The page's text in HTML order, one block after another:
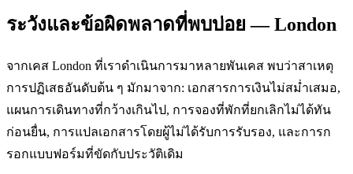
ระวังและข้อผิดพลาดที่พบบ่อย — London
จากเคส London ที่เราดำเนินการมาหลายพันเคส พบว่าสาเหตุ
การปฏิเสธอันดับต้น ๆ มักมาจาก: เอกสารการเงินไม่สม่ำเสมอ,
แผนการเดินทางที่กว้างเกินไป, การจองที่พักที่ยกเลิกไม่ได้ทัน
ก่อนยื่น, การแปลเอกสารโดยผู้ไม่ได้รับการรับรอง, และการก
รอกแบบฟอร์มที่ขัดกับประวัติเดิม